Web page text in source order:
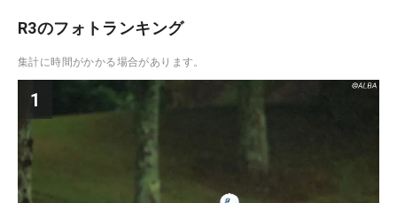
R3のフォトランキング
集計に時間がかかる場合があります。
1